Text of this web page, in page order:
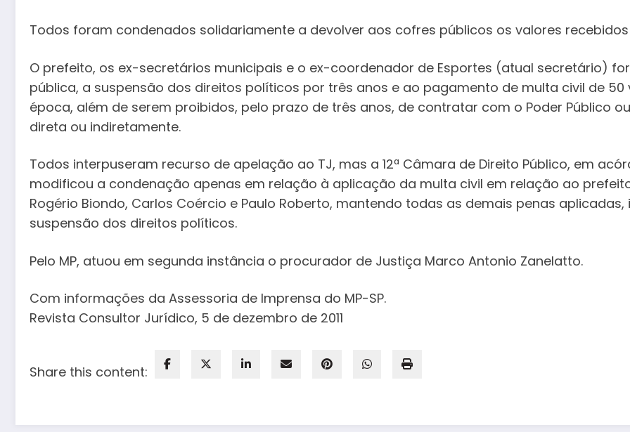
Todos foram condenados solidariamente a devolver aos cofres públicos os valores
O prefeito, os ex-secretários municipais e o ex-coordenador de Esportes (atual secretário)
pública, a suspensão dos direitos políticos por três anos e ao pagamento de multa civil de
época, além de serem proibidos, pelo prazo de três anos, de contratar com o Poder Público
direta ou indiretamente.
Todos interpuseram recurso de apelação ao TJ, mas a 12ª Câmara de Direito Público, em
modificou a condenação apenas em relação à aplicação da multa civil em relação ao
Rogério Biondo, Carlos Coércio e Paulo Roberto, mantendo todas as demais penas
suspensão dos direitos políticos.
Pelo MP, atuou em segunda instância o procurador de Justiça Marco Antonio Zanelatto.
Com informações da Assessoria de Imprensa do MP-SP.
Revista Consultor Jurídico, 5 de dezembro de 2011
Share this content: